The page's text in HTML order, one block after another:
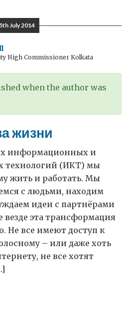
July 2014
High Commissioner Kolkata
when the author was
жизни
информационных и
технологий (ИКТ) мы
жить и работать. Мы
с людьми, находим
идеи с партнёрами
везде эта трансформация
Не все имеют доступ к
– или даже хоть
не все хотят